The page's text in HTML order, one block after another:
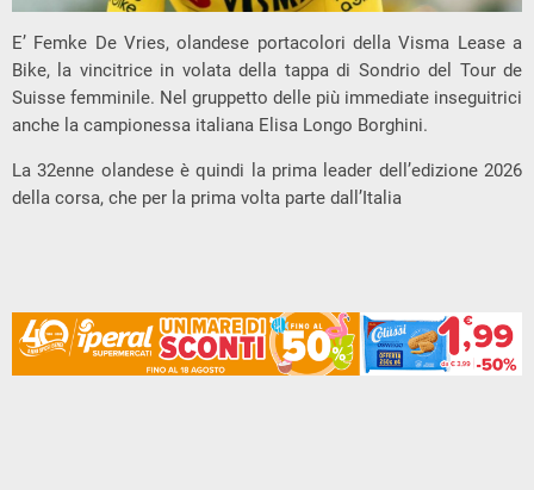
E’ Femke De Vries, olandese portacolori della Visma Lease a
Bike, la vincitrice in volata della tappa di Sondrio del Tour de
Suisse femminile. Nel gruppetto delle più immediate inseguitrici
anche la campionessa italiana Elisa Longo Borghini.
La 32enne olandese è quindi la prima leader dell’edizione 2026
della corsa, che per la prima volta parte dall’Italia